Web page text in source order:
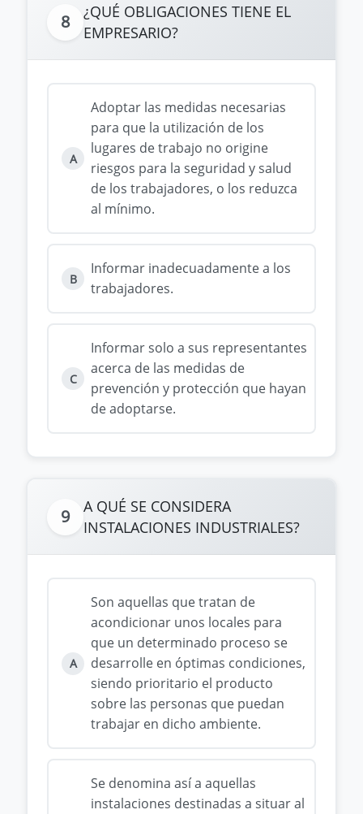
8
¿QUÉ OBLIGACIONES TIENE EL
EMPRESARIO?
A
Adoptar las medidas necesarias
para que la utilización de los
lugares de trabajo no origine
riesgos para la seguridad y salud
de los trabajadores, o los reduzca
al mínimo.
B
Informar inadecuadamente a los
trabajadores.
C
Informar solo a sus representantes
acerca de las medidas de
prevención y protección que hayan
de adoptarse.
9
A QUÉ SE CONSIDERA
INSTALACIONES INDUSTRIALES?
A
Son aquellas que tratan de
acondicionar unos locales para
que un determinado proceso se
desarrolle en óptimas condiciones,
siendo prioritario el producto
sobre las personas que puedan
trabajar en dicho ambiente.
Se denomina así a aquellas
instalaciones destinadas a situar al